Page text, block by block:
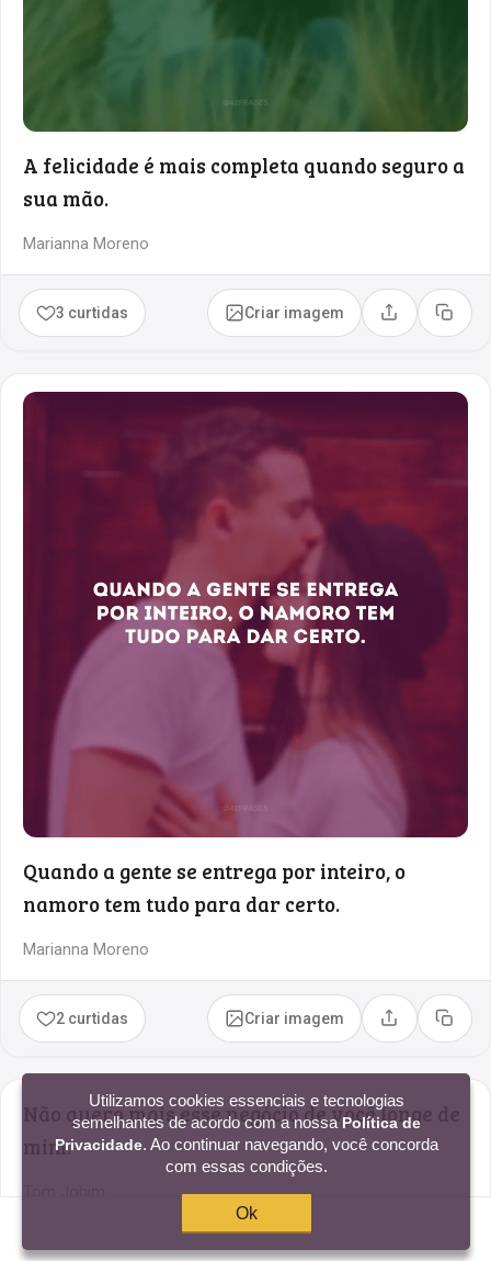
A felicidade é mais completa quando seguro a
sua mão.
Marianna Moreno
3 curtidas Criar imagem Compartilhar
Copiar
Quando a gente se entrega por inteiro, o
namoro tem tudo para dar certo.
Marianna Moreno
2 curtidas Criar imagem Compartilhar
Copiar
Não quero mais esse negócio de você longe de
mim.
Utilizamos cookies essenciais e tecnologias
semelhantes de acordo com a nossa Política de
Privacidade. Ao continuar navegando, você concorda
com essas condições.
Ok